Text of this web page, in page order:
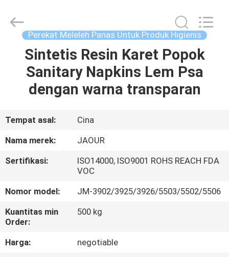
RUMAH
PRODUK
TENTANG
KAMI
TUR
PABRIK
KONTROL
KUALITAS
Adhesive
Products
Perekat Meleleh Panas Untuk Produk Higienis
Sintetis Resin Karet Popok
Sanitary Napkins Lem Psa
dengan warna transparan
Tempat asal:
Cina
Nama merek:
JAOUR
Sertifikasi:
ISO14000, ISO9001 ROHS REACH FDA
VOC
Nomor model:
JM-3902/3925/3926/5503/5502/5506
Kuantitas min
Order:
500 kg
Harga:
negotiable